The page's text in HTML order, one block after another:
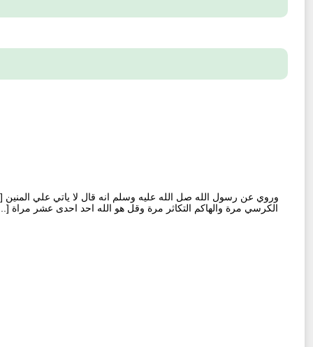
وروي عن رسول الله صل الله عليه وسلم انه قال لا ياتي علي المنين
الكرسي مرة والهاكم التكاثر مرة وقل هو الله احد احدى عشر مراة